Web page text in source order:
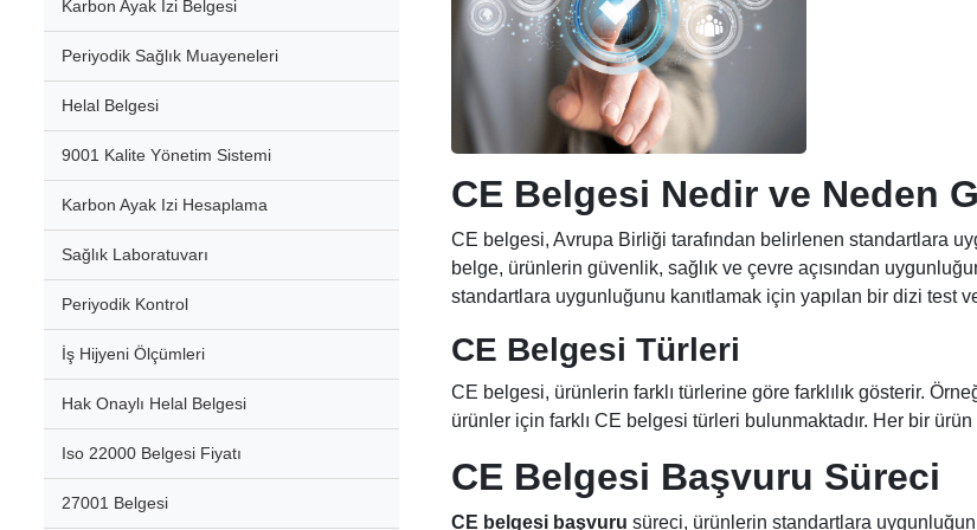
Karbon Ayak İzi Belgesi
Periyodik Sağlık Muayeneleri
Helal Belgesi
9001 Kalite Yönetim Sistemi
Karbon Ayak Izi Hesaplama
Sağlık Laboratuvarı
Periyodik Kontrol
İş Hijyeni Ölçümleri
Hak Onaylı Helal Belgesi
Iso 22000 Belgesi Fiyatı
27001 Belgesi
CE Belgesi Nedir ve Neden
CE belgesi, Avrupa Birliği tarafından belirlenen standartlara
belge, ürünlerin güvenlik, sağlık ve çevre açısından
standartlara uygunluğunu kanıtlamak için yapılan bir dizi test
CE Belgesi Türleri
CE belgesi, ürünlerin farklı türlerine göre farklılık gösterir.
ürünler için farklı CE belgesi türleri bulunmaktadır. Her bir
CE Belgesi Başvuru Süreci
CE belgesi başvuru süreci, ürünlerin standartlara